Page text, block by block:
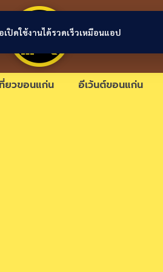
ขอนแก่นลิงก์
ยวขอนแก่น อีเว้นต์ขอนแก่น
ปิดใช้งานได้รวดเร็วเหมือนแอป